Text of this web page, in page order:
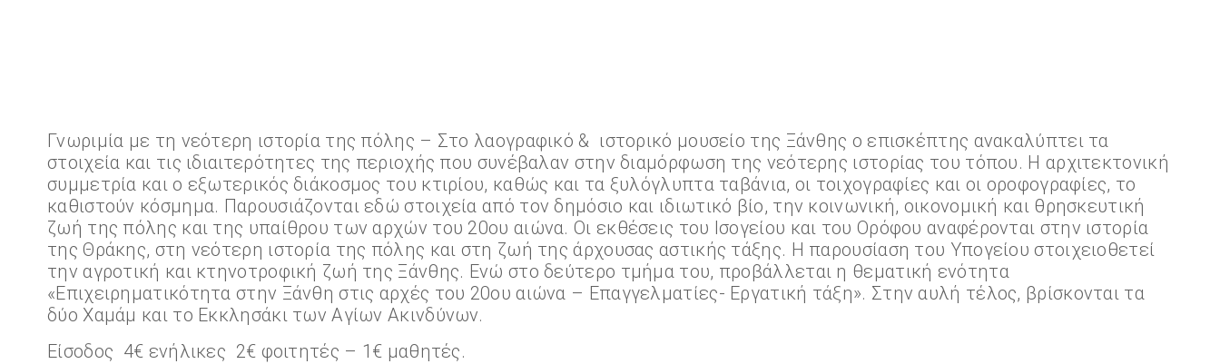
Γνωριμία με τη νεότερη ιστορία της πόλης – Στο λαογραφικό & ιστορικό μουσείο της Ξάνθης ο επισκέπτης ανακαλύπτει τα
στοιχεία και τις ιδιαιτερότητες της περιοχής που συνέβαλαν στην διαμόρφωση της νεότερης ιστορίας του τόπου. Η αρχιτεκτονική
συμμετρία και ο εξωτερικός διάκοσμος του κτιρίου, καθώς και τα ξυλόγλυπτα ταβάνια, οι τοιχογραφίες και οι οροφογραφίες, το
καθιστούν κόσμημα. Παρουσιάζονται εδώ στοιχεία από τον δημόσιο και ιδιωτικό βίο, την κοινωνική, οικονομική και θρησκευτική
ζωή της πόλης και της υπαίθρου των αρχών του 20ου αιώνα. Οι εκθέσεις του Ισογείου και του Ορόφου αναφέρονται στην ιστορία
της Θράκης, στη νεότερη ιστορία της πόλης και στη ζωή της άρχουσας αστικής τάξης. Η παρουσίαση του Υπογείου στοιχειοθετεί
την αγροτική και κτηνοτροφική ζωή της Ξάνθης. Ενώ στο δεύτερο τμήμα του, προβάλλεται η θεματική ενότητα
«Επιχειρηματικότητα στην Ξάνθη στις αρχές του 20ου αιώνα – Επαγγελματίες- Εργατική τάξη». Στην αυλή τέλος, βρίσκονται τα
δύο Χαμάμ και το Εκκλησάκι των Αγίων Ακινδύνων.
Είσοδος 4€ ενήλικες 2€ φοιτητές – 1€ μαθητές.